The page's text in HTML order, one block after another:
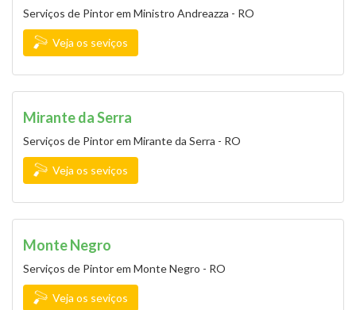
Serviços de Pintor em Ministro Andreazza - RO
Veja os seviços
Mirante da Serra
Serviços de Pintor em Mirante da Serra - RO
Veja os seviços
Monte Negro
Serviços de Pintor em Monte Negro - RO
Veja os seviços